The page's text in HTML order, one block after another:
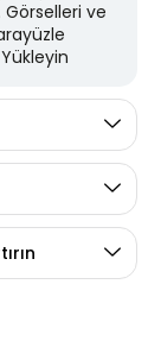
Görselleri ve